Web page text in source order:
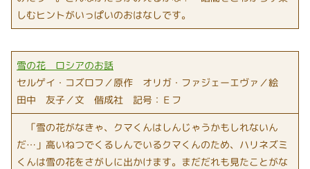
しむヒントがいっぱいのおはなしです。
雪の花 ロシアのお話
セルゲイ・コズロフ／原作 オリガ・ファジェーエヴァ／絵
田中 友子／文 偕成社 記号：Ｅフ
「雪の花がなきゃ、クマくんはしんじゃうかもしれないん
だ…」高いねつでくるしんでいるクマくんのため、ハリネズミ
くんは雪の花をさがしに出かけます。まだだれも見たことがな